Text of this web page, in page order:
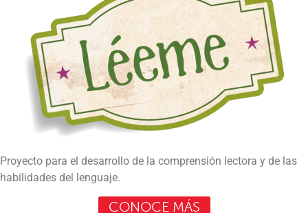
Proyecto para el desarrollo de la comprensión lectora y de las
habilidades del lenguaje.
CONOCE MÁS